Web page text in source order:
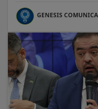
GENESIS